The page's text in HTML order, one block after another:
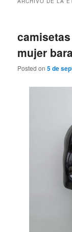
mujer
Posted on5 de